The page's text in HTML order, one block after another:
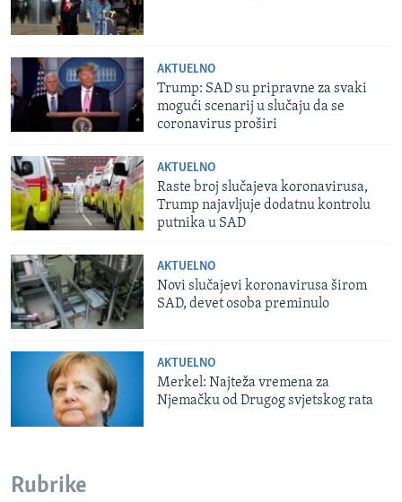
AKTUELNO
Trump: SAD su pripravne za svaki
mogući scenarij u slučaju da se
coronavirus proširi
AKTUELNO
Raste broj slučajeva koronavirusa,
Trump najavljuje dodatnu kontrolu
putnika u SAD
AKTUELNO
Novi slučajevi koronavirusa širom
SAD, devet osoba preminulo
AKTUELNO
Merkel: Najteža vremena za
Njemačku od Drugog svjetskog rata
Rubrike